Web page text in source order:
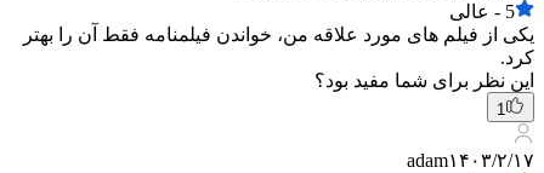
5
- عالی
یکی از فیلم های مورد علاقه من، خواندن فیلمنامه فقط آن را بهتر
کرد.
این نظر برای شما مفید بود؟
1
adam۱۴۰۳/۲/۱۷